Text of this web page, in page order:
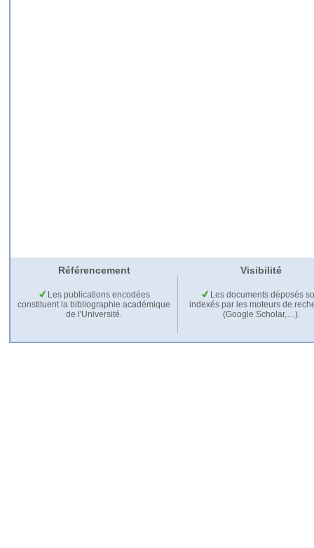
Référencement Visibilité
Les publications encodées
constituent la bibliographie académique
de l'Université.
Les documents déposés
indexés par les moteurs de
(Google Scholar,…).